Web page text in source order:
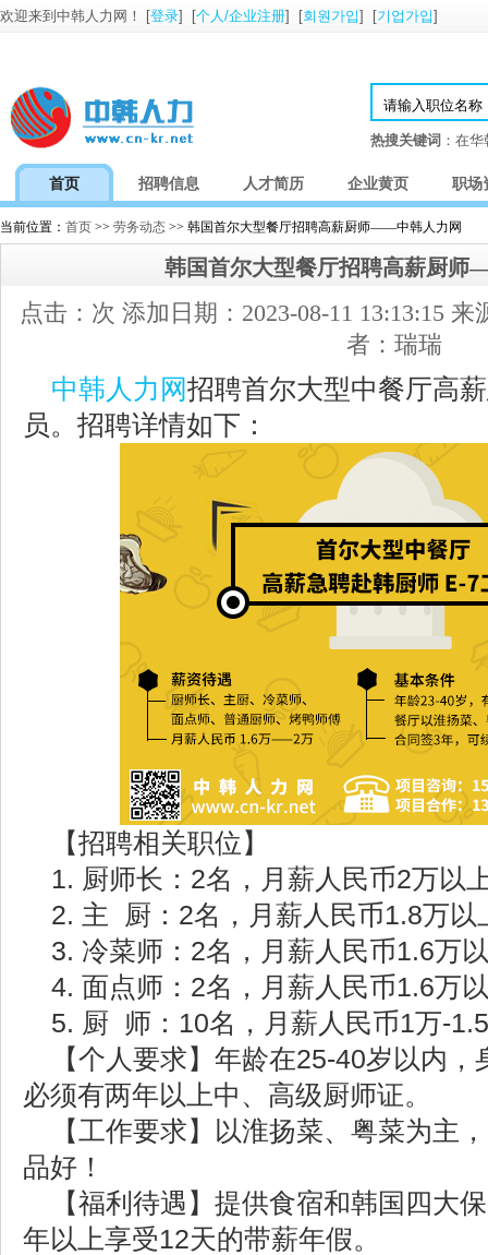
欢迎来到中韩人力网！ [登录] [个人/企业注册] [회원가입] [기업가입]
热搜关键词 ：在
首页 招聘信息 人才简历 企业黄页 职场
当前位置： 首页 >> 劳务动态 >> 韩国首尔大型餐厅招聘高薪厨师——中韩人力网
韩国首尔大型餐厅招聘高薪厨
点击： 次 添加日期：2023-08-11 13:13:15
者：瑞瑞
中韩人力网招聘首尔大型中餐厅高
员。招聘详情如下：
【招聘相关职位】
1. 厨师长：2名，月薪人民币2万以
2. 主 厨：2名，月薪人民币1.8万以
3. 冷菜师：2名，月薪人民币1.6万
4. 面点师：2名，月薪人民币1.6万
5. 厨 师：10名，月薪人民币1万-
【个人要求】年龄在25-40岁以内
必须有两年以上中、高级厨师证。
【工作要求】以淮扬菜、粤菜为主
品好！
【福利待遇】提供食宿和韩国四大
年以上享受12天的带薪年假。